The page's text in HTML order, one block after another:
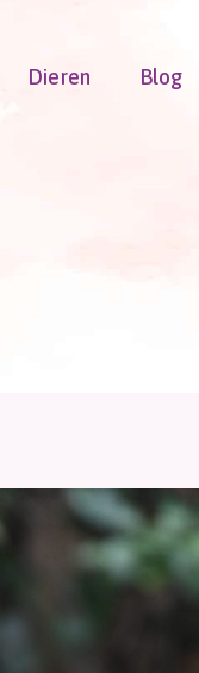
Dieren Blog